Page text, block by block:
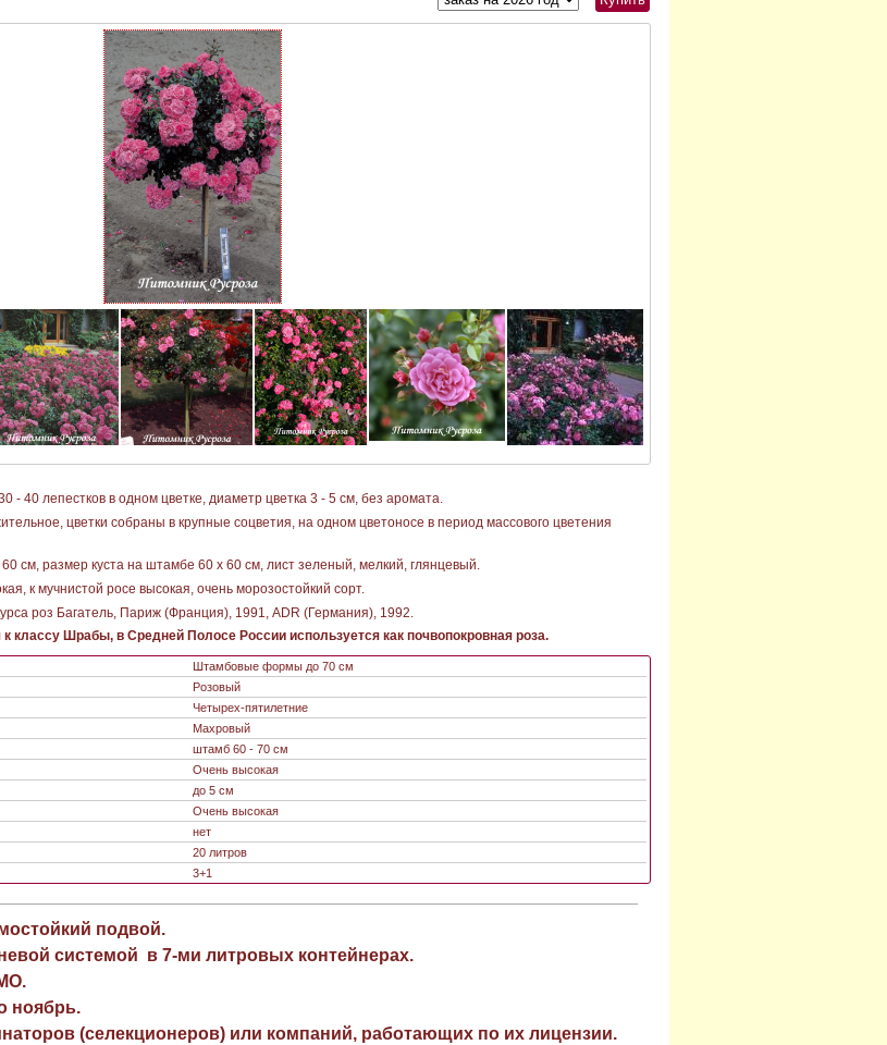
- 40 лепестков в одном цветке, диаметр цветка 3 - 5 см, без аромата.
цветки собраны в крупные соцветия, на одном цветоносе в период массового цветения
см, размер куста на штамбе 60 х 60 см, лист зеленый, мелкий, глянцевый.
к мучнистой росе высокая, очень морозостойкий сорт.
роз Багатель, Париж (Франция), 1991, ADR (Германия), 1992.
классу Шрабы, в Средней Полосе России используется как почвопокровная роза.
Штамбовые формы до 70 см
Розовый
Четырех-пятилетние
Махровый
штамб 60 - 70 см
Очень высокая
до 5 см
Очень высокая
нет
20 литров
3+1
подвой.
системой в 7-ми литровых контейнерах.
ноябрь.
(селекционеров) или компаний, работающих по их лицензии.